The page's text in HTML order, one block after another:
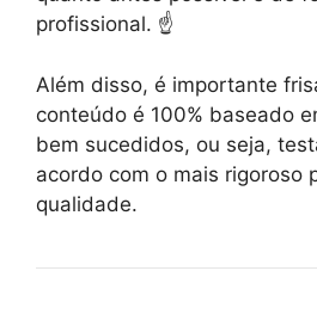
profissional. ☝️
Além disso, é importante
conteúdo é 100% baseado
bem sucedidos, ou seja,
acordo com o mais rigoroso
qualidade.